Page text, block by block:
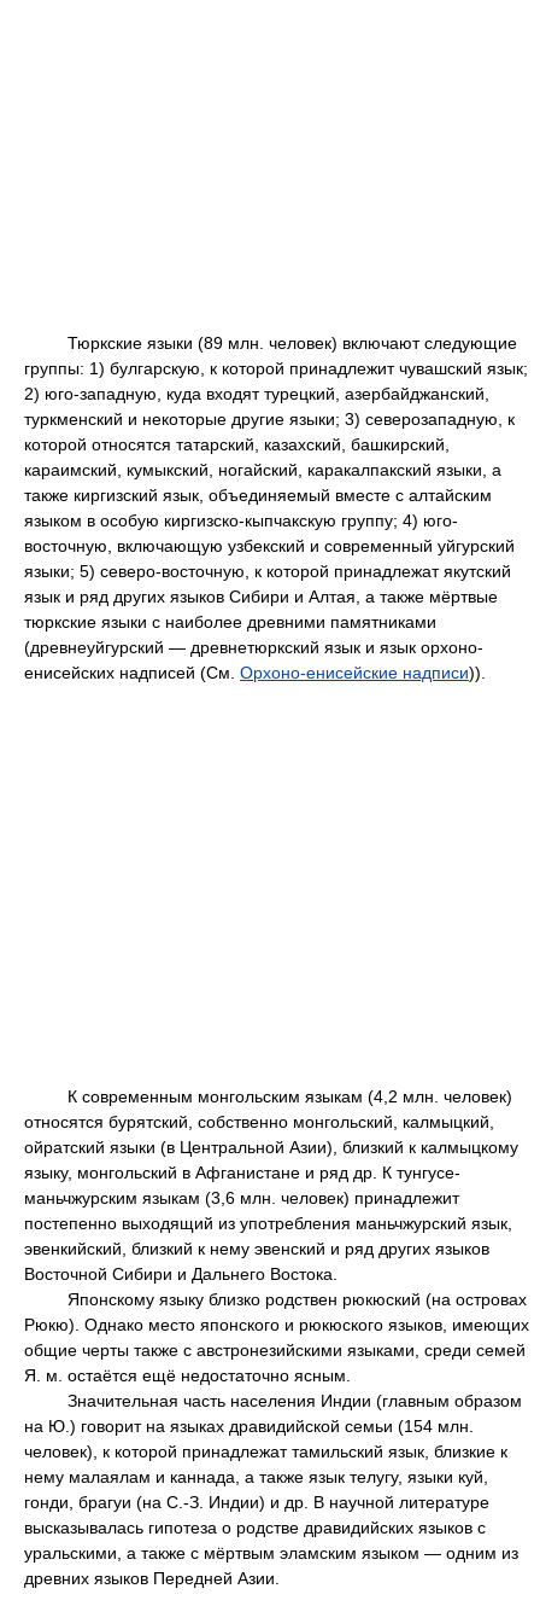
Тюркские языки (89 млн. человек) включают следующие
группы: 1) булгарскую, к которой принадлежит чувашский язык;
2) юго-западную, куда входят турецкий, азербайджанский,
туркменский и некоторые другие языки; 3) северозападную, к
которой относятся татарский, казахский, башкирский,
караимский, кумыкский, ногайский, каракалпакский языки, а
также киргизский язык, объединяемый вместе с алтайским
языком в особую киргизско-кыпчакскую группу; 4) юго-
восточную, включающую узбекский и современный уйгурский
языки; 5) северо-восточную, к которой принадлежат якутский
язык и ряд других языков Сибири и Алтая, а также мёртвые
тюркские языки с наиболее древними памятниками
(древнеуйгурский — древнетюркский язык и язык орхоно-
енисейских надписей (См. Орхоно-енисейские надписи)).
К современным монгольским языкам (4,2 млн. человек)
относятся бурятский, собственно монгольский, калмыцкий,
ойратский языки (в Центральной Азии), близкий к калмыцкому
языку, монгольский в Афганистане и ряд др. К тунгусе-
маньчжурским языкам (3,6 млн. человек) принадлежит
постепенно выходящий из употребления маньчжурский язык,
эвенкийский, близкий к нему эвенский и ряд других языков
Восточной Сибири и Дальнего Востока.
Японскому языку близко родствен рюкюский (на островах
Рюкю). Однако место японского и рюкюского языков, имеющих
общие черты также с австронезийскими языками, среди семей
Я. м. остаётся ещё недостаточно ясным.
Значительная часть населения Индии (главным образом
на Ю.) говорит на языках дравидийской семьи (154 млн.
человек), к которой принадлежат тамильский язык, близкие к
нему малаялам и каннада, а также язык телугу, языки куй,
гонди, брагуи (на С.-З. Индии) и др. В научной литературе
высказывалась гипотеза о родстве дравидийских языков с
уральскими, а также с мёртвым эламским языком — одним из
древних языков Передней Азии.